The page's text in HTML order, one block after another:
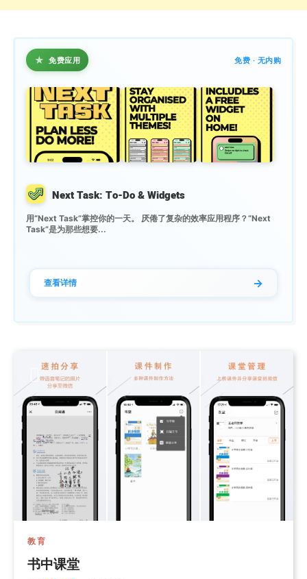
★ 免费应用 免费 · 无内购
Next Task: To-Do & Widgets
用“Next Task”掌控你的一天。 厌倦了复杂的效率应用程序？“Next
Task”是为那些想要...
查看详情 →
教育
书中课堂